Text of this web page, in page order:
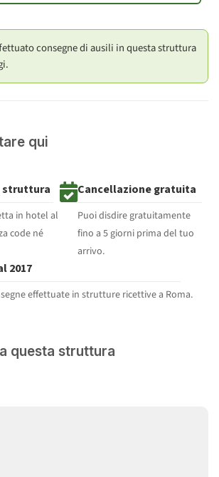
consegne di ausili in questa struttura
qui
struttura
in hotel al
code né
Cancellazione gratuita
Puoi disdire gratuitamente
fino a 5 giorni prima del tuo
arrivo.
2017
effettuate in strutture ricettive a Roma.
questa struttura